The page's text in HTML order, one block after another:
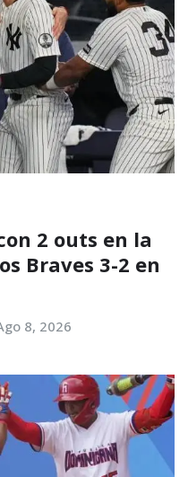
2 outs en la
Braves 3-2 en
8, 2026